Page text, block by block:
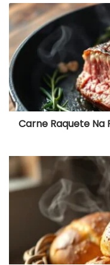
Carne
Raquete
Na
Frigideira:
Macia
E
Com
Crosta
Em
25
Min
Carne Raquete Na
Pão
Duro
Macio
De
Recuperar
Crocância